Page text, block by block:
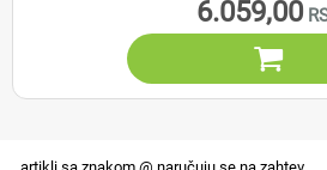
6.059,00
